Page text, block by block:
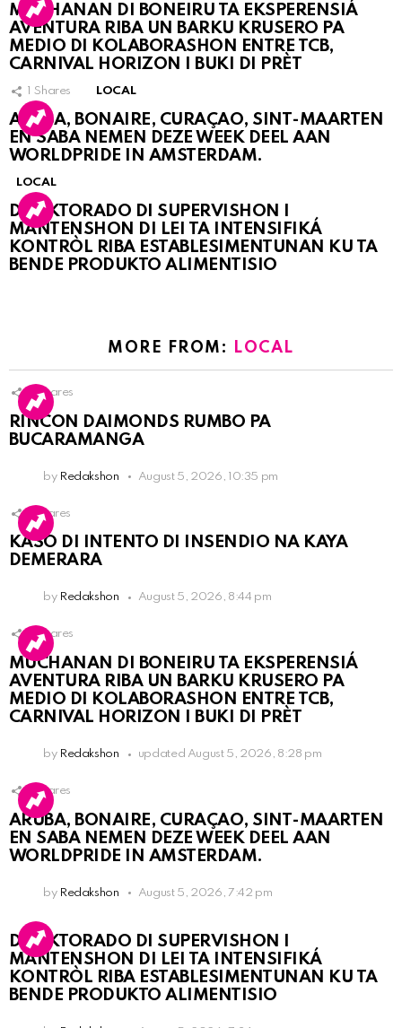
MUCHANAN DI BONEIRU TA EKSPERENSIÁ
AVENTURA RIBA UN BARKU KRUSERO PA
MEDIO DI KOLABORASHON ENTRE TCB,
CARNIVAL HORIZON I BUKI DI PRÈT
1 Shares LOCAL
ARUBA, BONAIRE, CURAÇAO, SINT-MAARTEN
EN SABA NEMEN DEZE WEEK DEEL AAN
WORLDPRIDE IN AMSTERDAM.
LOCAL
DIREKTORADO DI SUPERVISHON I
MANTENSHON DI LEI TA INTENSIFIKÁ
KONTRÒL RIBA ESTABLESIMENTUNAN KU TA
BENDE PRODUKTO ALIMENTISIO
MORE FROM: LOCAL
Shares
RINCON DAIMONDS RUMBO PA
BUCARAMANGA
by Redakshon August 5, 2026, 10:35 pm
Shares
KASO DI INTENTO DI INSENDIO NA KAYA
DEMERARA
by Redakshon August 5, 2026, 8:44 pm
Shares
MUCHANAN DI BONEIRU TA EKSPERENSIÁ
AVENTURA RIBA UN BARKU KRUSERO PA
MEDIO DI KOLABORASHON ENTRE TCB,
CARNIVAL HORIZON I BUKI DI PRÈT
by Redakshon updated August 5, 2026, 8:28 pm
Shares
ARUBA, BONAIRE, CURAÇAO, SINT-MAARTEN
EN SABA NEMEN DEZE WEEK DEEL AAN
WORLDPRIDE IN AMSTERDAM.
by Redakshon August 5, 2026, 7:42 pm
DIREKTORADO DI SUPERVISHON I
MANTENSHON DI LEI TA INTENSIFIKÁ
KONTRÒL RIBA ESTABLESIMENTUNAN KU TA
BENDE PRODUKTO ALIMENTISIO